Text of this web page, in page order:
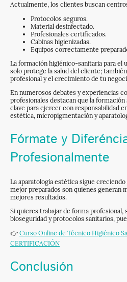
Actualmente, los clientes buscan
Protocolos seguros.
Material desinfectado.
Profesionales certificados.
Cabinas higienizadas.
Equipos correctamente
La formación higiénico-sanitaria para el
solo protege la salud del cliente;
profesional y el crecimiento de tu
En numerosos debates y experiencias
profesionales destacan que la formación
clave para ejercer con responsabilidad
estética, micropigmentación y
Fórmate y
Profesionalmente
La aparatología estética sigue creciendo
mejor preparados son quienes generan
mejores resultados.
Si quieres trabajar de forma profesional,
bioseguridad y protocolos sanitarios,
👉 Curso Online de Técnico Higiénico
CERTIFICACIÓN
Conclusión